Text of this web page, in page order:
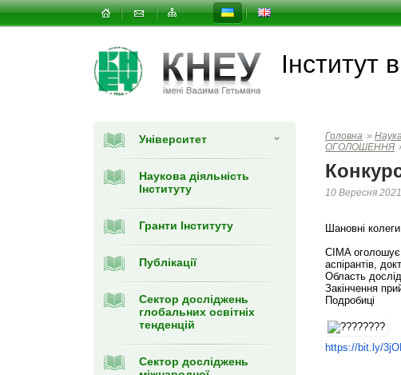
Інститут
Університет
Наукова діяльність
Інституту
Гранти Інституту
Публікації
Сектор досліджень
глобальних освітніх
тенденцій
Сектор досліджень
Головна » Наука
ОГОЛОШЕННЯ
10 Вересня
Шановні
CIMA оголошує
аспірантів,
Область
Закінчення
Подробиці
https://bit.ly/